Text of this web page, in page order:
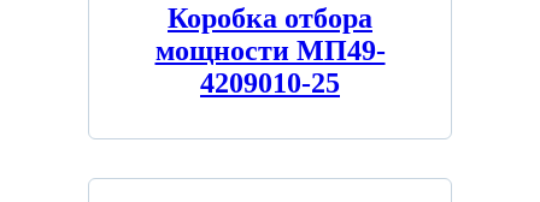
Коробка отбора
мощности МП49-
4209010-25